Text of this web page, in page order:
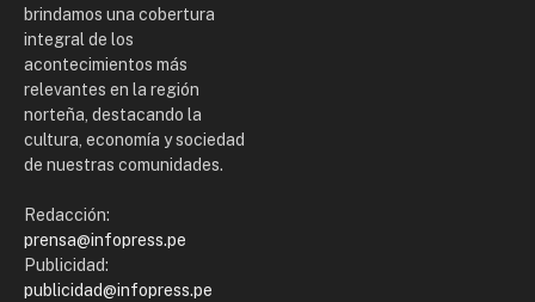
brindamos una cobertura
integral de los
acontecimientos más
relevantes en la región
norteña, destacando la
cultura, economía y sociedad
de nuestras comunidades.
Redacción:
prensa@infopress.pe
Publicidad:
publicidad@infopress.pe